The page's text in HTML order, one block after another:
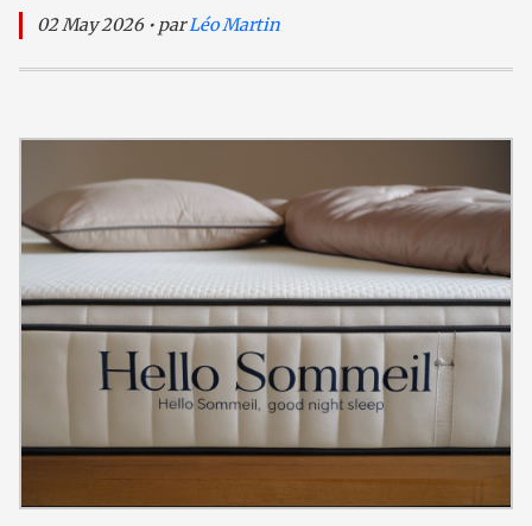
02 May 2026 • parLéo Martin